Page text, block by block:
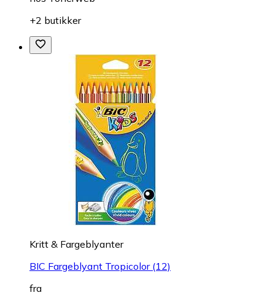
+2 butikker
Kritt & Fargeblyanter
BIC Fargeblyant Tropicolor (12)
fra